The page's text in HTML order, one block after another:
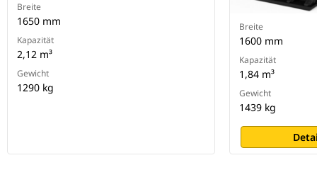
Breite
1650 mm
Kapazität
2,12 m³
Gewicht
1290 kg
Breite
1600 mm
Kapazität
1,84 m³
Gewicht
1439 kg